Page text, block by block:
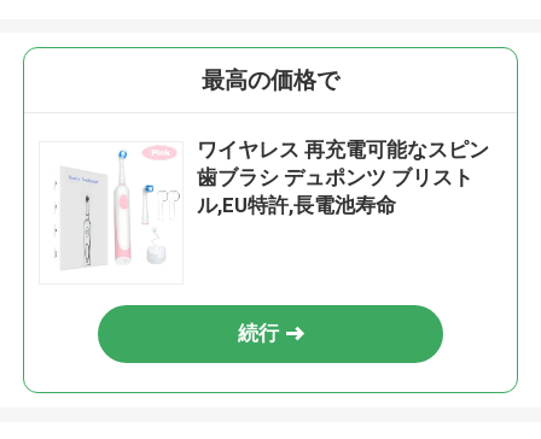
最高の価格で
ワイヤレス 再充電可能なスピン
歯ブラシ デュポンツ ブリスト
ル,EU特許,長電池寿命
続行